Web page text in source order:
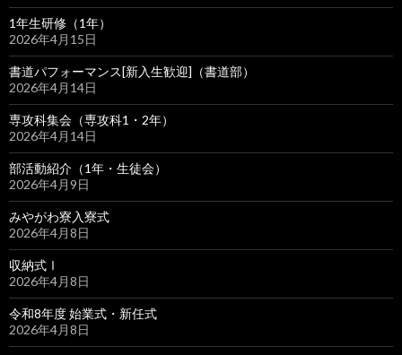
1年生研修（1年）
2026年4月15日
書道パフォーマンス[新入生歓迎]（書道部）
2026年4月14日
専攻科集会（専攻科1・2年）
2026年4月14日
部活動紹介（1年・生徒会）
2026年4月9日
みやがわ寮入寮式
2026年4月8日
収納式Ⅰ
2026年4月8日
令和8年度 始業式・新任式
2026年4月8日